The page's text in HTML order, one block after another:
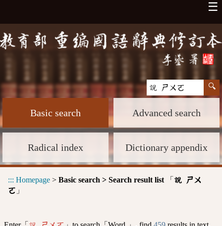
☰
Basic search Advanced search
Radical index Dictionary appendix
::: Homepage > Basic search > Search result list 「 說 ㄕㄨ
ㄛ 」